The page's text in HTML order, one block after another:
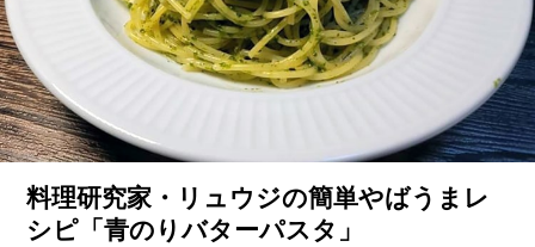
料理研究家・リュウジの簡単やばうまレ
シピ「青のりバターパスタ」